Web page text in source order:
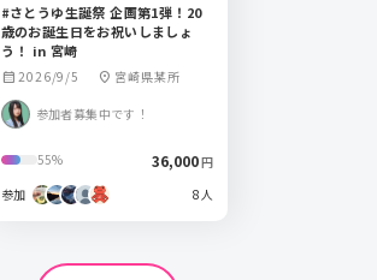
#さとうゆ生誕祭 企画第1弾！20
歳のお誕生日をお祝いしましょ
う！ in 宮崎
calendar_month 2026/9/5 location_on 宮崎県某所
参加者募集中です！
55% 36,000円
参加
8人